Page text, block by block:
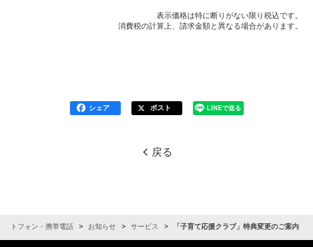
表示価格は特に断りがない限り税込です。
消費税の計算上、請求金額と異なる場合があります。
シェア ポスト LINEで送る
戻る
ートフォン・携帯電話 お知らせ サービス 「子育て応援クラブ」特典変更のご案内